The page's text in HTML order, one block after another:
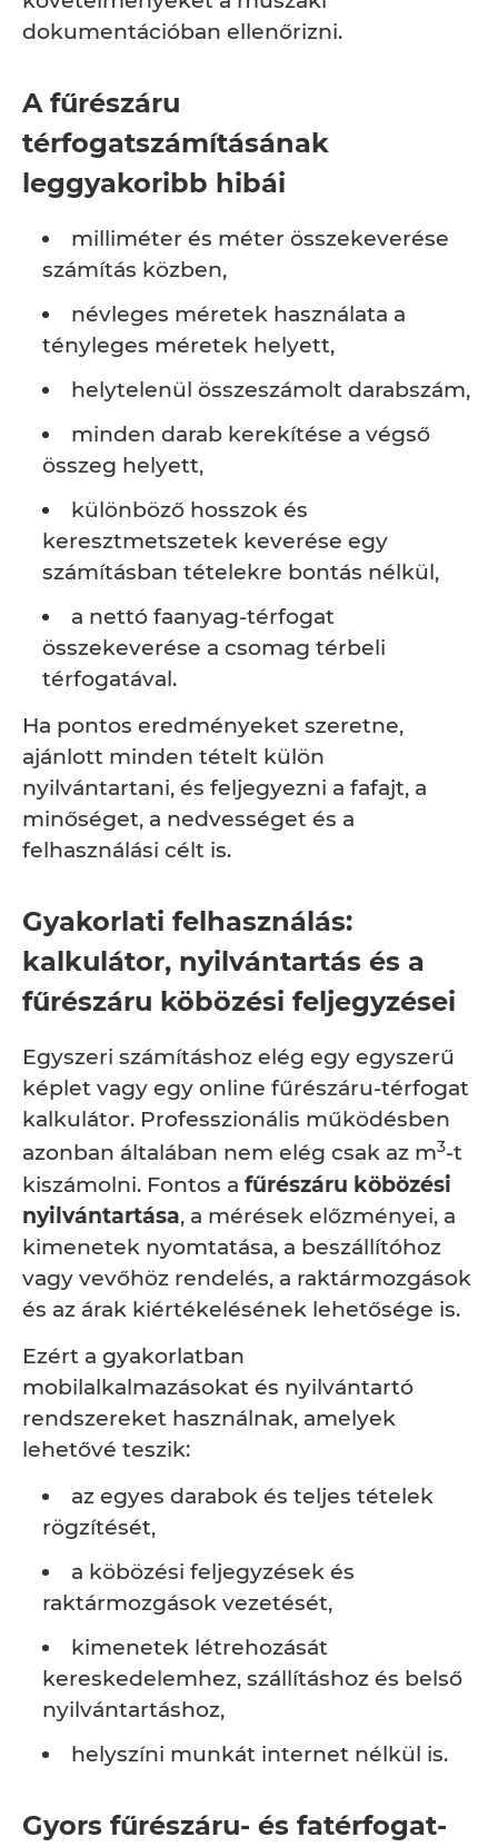
dokumentációban ellenőrizni.
A fűrészáru
térfogatszámításának
leggyakoribb hibái
milliméter és méter összekeverése
számítás közben,
névleges méretek használata a
tényleges méretek helyett,
helytelenül összeszámolt darabszám,
minden darab kerekítése a végső
összeg helyett,
különböző hosszok és
keresztmetszetek keverése egy
számításban tételekre bontás nélkül,
a nettó faanyag-térfogat
összekeverése a csomag térbeli
térfogatával.
Ha pontos eredményeket szeretne,
ajánlott minden tételt külön
nyilvántartani, és feljegyezni a fafajt, a
minőséget, a nedvességet és a
felhasználási célt is.
Gyakorlati felhasználás:
kalkulátor, nyilvántartás és a
fűrészáru köbözési feljegyzései
Egyszeri számításhoz elég egy egyszerű
képlet vagy egy online fűrészáru-térfogat
kalkulátor. Professzionális működésben
azonban általában nem elég csak az m3-t
kiszámolni. Fontos a fűrészáru köbözési
nyilvántartása, a mérések előzményei, a
kimenetek nyomtatása, a beszállítóhoz
vagy vevőhöz rendelés, a raktármozgások
és az árak kiértékelésének lehetősége is.
Ezért a gyakorlatban
mobilalkalmazásokat és nyilvántartó
rendszereket használnak, amelyek
lehetővé teszik:
az egyes darabok és teljes tételek
rögzítését,
a köbözési feljegyzések és
raktármozgások vezetését,
kimenetek létrehozását
kereskedelemhez, szállításhoz és belső
nyilvántartáshoz,
helyszíni munkát internet nélkül is.
Gyors fűrészáru- és fatérfogat-